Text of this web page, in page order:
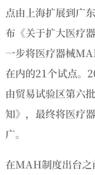
点由上海扩展到广
布《关于扩大医疗
一步将医疗器械
在内的21个试点。
由贸易试验区第六
知》，最终将医疗
广。
在MAH制度出台之